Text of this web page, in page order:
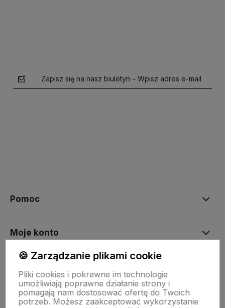
Zapisz się na nasz biuletyn – Wpisz adres e-mail
Pomoc
Moje konto
O nas
🍪 Zarządzanie plikami cookie
Pliki cookies i pokrewne im technologie
umożliwiają poprawne działanie strony i
pomagają nam dostosować ofertę do Twoich
potrzeb. Możesz zaakceptować wykorzystanie